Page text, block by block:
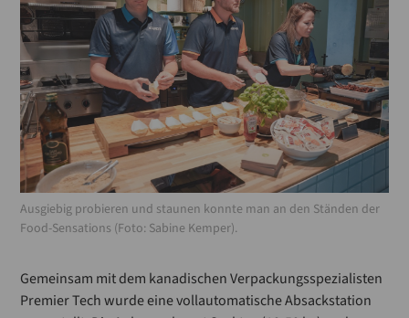
Ausgiebig probieren und staunen konnte man an den Ständen der
Food-Sensations (Foto: Sabine Kemper).
Gemeinsam mit dem kanadischen Verpackungsspezialisten
Premier Tech wurde eine vollautomatische Absackstation